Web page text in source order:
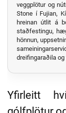
veggplötur og
Stone í Fujian,
hreinan útlit á
staðfestingu,
hönnun,
dreifingaraðila
Yfirleitt